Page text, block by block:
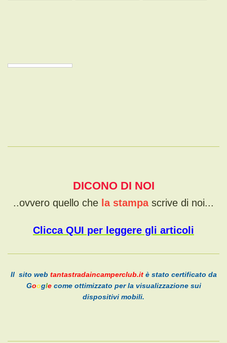
DICONO DI NOI
..ovvero quello che la stampascrive di noi...
Clicca QUI per leggere gli articoli
Il sito web tantastradaincamperclub.it è stato certificato da
Google come ottimizzato per la visualizzazione sui
dispositivi mobili.